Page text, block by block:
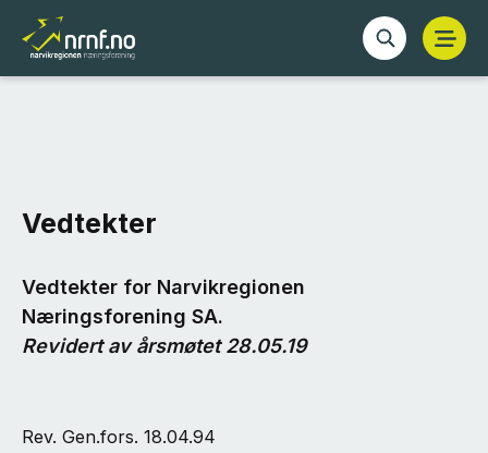
Vedtekter
Vedtekter for Narvikregionen
Næringsforening SA.
Revidert av årsmøtet 28.05.19
Rev. Gen.fors. 18.04.94